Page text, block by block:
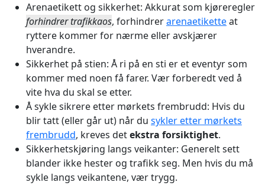
Arenaetikett og sikkerhet: Akkurat som kjøreregler
forhindrer trafikkaos, forhindrerarenaetiketteat
ryttere kommer for nærme eller avskjærer
hverandre.
Sikkerhet på stien: Å ri på en sti er et eventyr som
kommer med noen få farer. Vær forberedt ved å
vite hva du skal se etter.
Å sykle sikrere etter mørkets frembrudd: Hvis du
blir tatt (eller går ut) når du sykler etter mørkets
frembrudd, kreves detekstra forsiktighet.
Sikkerhetskjøring langs veikanter: Generelt sett
blander ikke hester og trafikk seg. Men hvis du må
sykle langs veikantene, vær trygg.